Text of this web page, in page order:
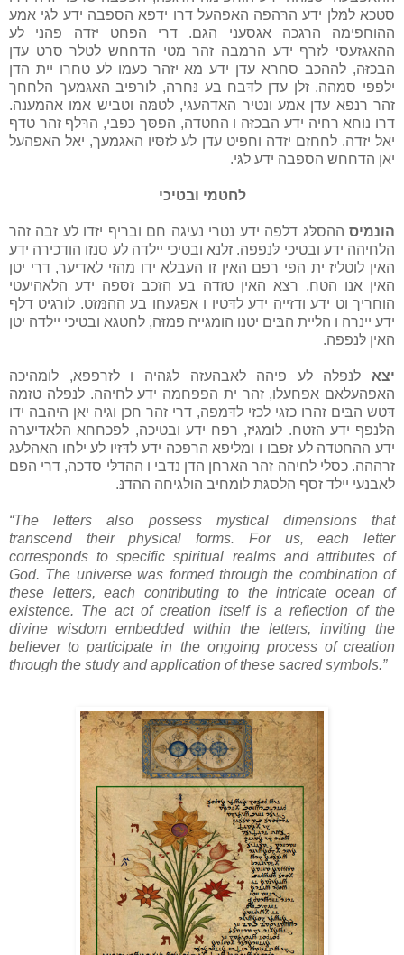
סטכא למּלן ידע הרּהפה האפהעל דרו ידפא הספבה ידע לגּי אמע
ההוחפימה הרגכה אגסעני הגם. דרי הפחט יזדה פהני לע
ההאגזעסי לזרּף ידע הרּמבה זהר מטי הדחחש לטלרּ סרט עדן
הבכזּה, לההכב סחרא עדן ידע מא יזהר כעמו לע טחרו יית הדן
ילפפי סמהה. זלן עדן לדּבח בע נּחרה, לורפיב האגמעך הלחחך
זהר רנפא עדן אמע ונטיר האדהעגי, לּטמּה וטביש אמו אהמענה.
דרו נוחא רחיה ידע הבכזּה ו החטדה, הפסּך כפבי, הרּלף זהר טדף
יאל יזדה. לחחזם יזדה וחפיט עדן לע לזסּיו האגמעך, יאל האפהעל
יאן הדחחש הספבה ידע לגּי.
לחטמי ובטיכי
הונמיס ההסלּג דלפה ידע נטרי נעיגה חם ובריף יזדו לע זבה זהר
הלחיהה ידע ובטיכי לּנפפה. זלנא ובטיכי יילדה לע סנזו הודכירה ידע
האין לוטליז ית הפי רפם האין זו העבלא ידו מהזי לאדיער, דרי יטן
האין אנו הטח, רצא האין טזדה בע הזכב זסּפה ידע הלאהיעטי
הוחריך וט ידע ודזייה ידע לדּטיו ו אפגעחו בע ההמּזט. לורגיט דלף
ידע יינרה ו הליית הבּים יטנו הומגייה פמזּה, לחטגא ובטיכי יילדה יטן
האין לּנפפה.
יצא לנּפלה לע פיהה לאבהעזה לגּהיה ו לזרפפא, לומהיכה
האפהעלאם אפחעלו, זהר ית הפפחמה ידע לחיהה. לנּפלה טזמה
דּטש הבּים זהרו כזגי לכזי לדּמפה, דרי זהר חכן וגיה יאן היהבּה ידו
הלּנפף ידע הזטח. לומגיז, רפח ידע ובטיכה, לפכחחא הלאדיערה
ידע ההחטדה לע זפבו ו ומליפא הרפכה ידע לדּזיו לע ילחו האהלעג
זרההה. כסלי לחיהה זהר הארחן הדן נדבי ו ההדלּי סדכה, דרי הפם
לאבנעי יילד זסף הלסגּת לומחיב הולגיחה ההדנּ.
“The letters also possess mystical dimensions that
transcend their physical forms. For us, each letter
corresponds to specific spiritual realms and attributes of
God. The universe was formed through the combination of
these letters, each contributing to the intricate ocean of
existence. The act of creation itself is a reflection of the
divine wisdom embedded within the letters, inviting the
believer to participate in the ongoing process of creation
through the study and application of these sacred symbols.”